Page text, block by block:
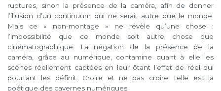
ruptures, sinon la présence de la caméra, afin de donner
l’illusion d’un continuum qui ne serait autre que le monde.
Mais ce « non-montage » ne révèle qu’une chose :
l’impossibilité que ce monde soit autre chose que
cinématographique. La négation de la présence de la
caméra, grâce au numérique, contamine quant à elle les
scènes réellement captées en leur ôtant l’effet de réel qui
pourtant les définit. Croire et ne pas croire, telle est la
poétique des cavernes numériques.